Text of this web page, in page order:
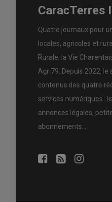
CaracTerres
Quatre journaux pour
locales, agricoles et
Rurale, la Vie
Agri79. Depuis 2022,
contenus des quatre
services numériques :
annonces légales,
abonnements…